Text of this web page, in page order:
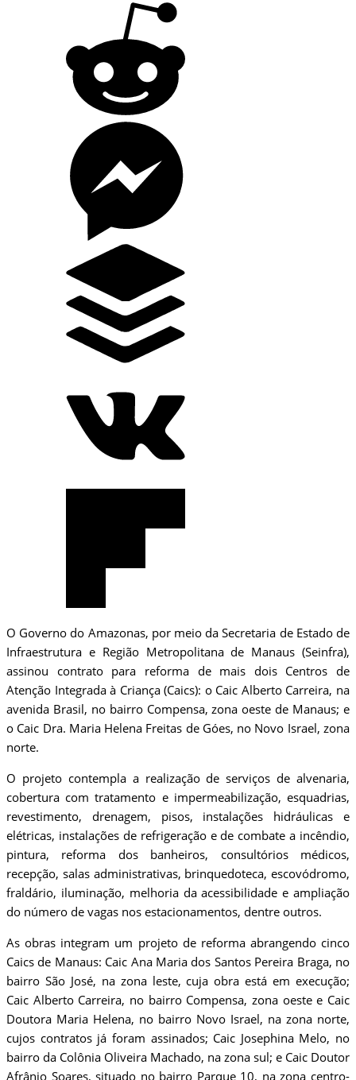
O Governo do Amazonas, por meio da Secretaria de Estado de
Infraestrutura e Região Metropolitana de Manaus (Seinfra),
assinou contrato para reforma de mais dois Centros de
Atenção Integrada à Criança (Caics): o Caic Alberto Carreira, na
avenida Brasil, no bairro Compensa, zona oeste de Manaus; e
o Caic Dra. Maria Helena Freitas de Góes, no Novo Israel, zona
norte.
O projeto contempla a realização de serviços de alvenaria,
cobertura com tratamento e impermeabilização, esquadrias,
revestimento, drenagem, pisos, instalações hidráulicas e
elétricas, instalações de refrigeração e de combate a incêndio,
pintura, reforma dos banheiros, consultórios médicos,
recepção, salas administrativas, brinquedoteca, escovódromo,
fraldário, iluminação, melhoria da acessibilidade e ampliação
do número de vagas nos estacionamentos, dentre outros.
As obras integram um projeto de reforma abrangendo cinco
Caics de Manaus: Caic Ana Maria dos Santos Pereira Braga, no
bairro São José, na zona leste, cuja obra está em execução;
Caic Alberto Carreira, no bairro Compensa, zona oeste e Caic
Doutora Maria Helena, no bairro Novo Israel, na zona norte,
cujos contratos já foram assinados; Caic Josephina Melo, no
bairro da Colônia Oliveira Machado, na zona sul; e Caic Doutor
Afrânio Soares, situado no bairro Parque 10, na zona centro-